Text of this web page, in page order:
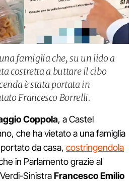
famiglia che, su un lido a
costretta a buttare il cibo
è stata portata in
Francesco Borrelli.
Coppola, a Castel
che ha vietato a una famiglia
da casa, costringendola
in Parlamento grazie al
SinistraFrancesco Emilio